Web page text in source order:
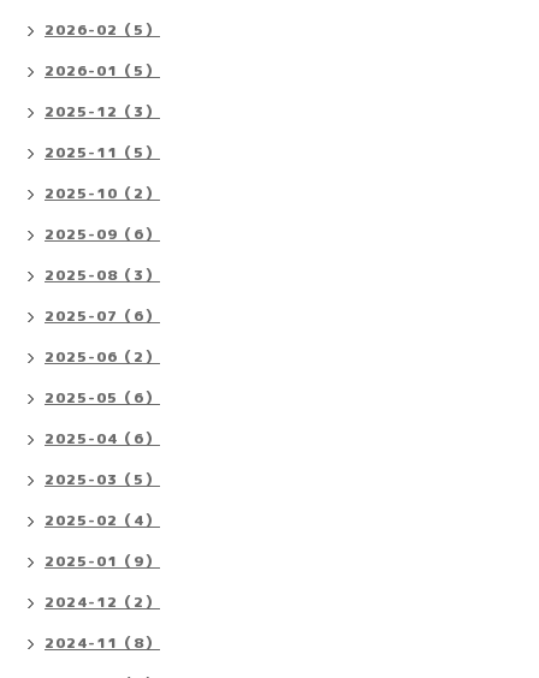
2026-02（5）
2026-01（5）
2025-12（3）
2025-11（5）
2025-10（2）
2025-09（6）
2025-08（3）
2025-07（6）
2025-06（2）
2025-05（6）
2025-04（6）
2025-03（5）
2025-02（4）
2025-01（9）
2024-12（2）
2024-11（8）